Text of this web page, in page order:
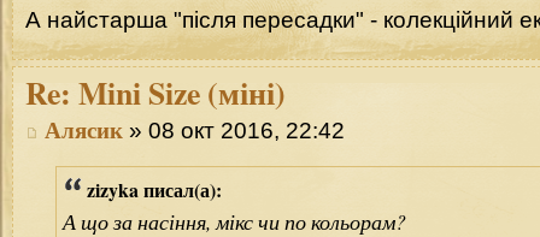
А найстарша "після пересадки" - колекційний
Re: Mini Size (міні)
Алясик » 08 окт 2016, 22:42
zizyka писал(а):
А що за насіння, мікс чи по кольорам?